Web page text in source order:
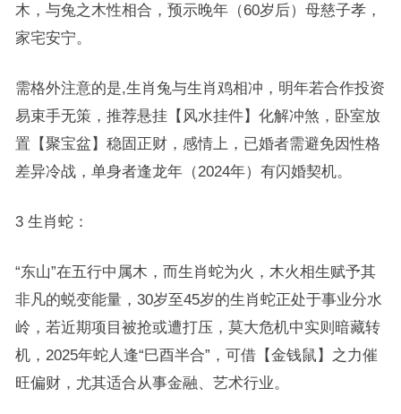
木，与兔之木性相合，预示晚年（60岁后）母慈子孝，
家宅安宁。
需格外注意的是,生肖兔与生肖鸡相冲，明年若合作投资
易束手无策，推荐悬挂【风水挂件】化解冲煞，卧室放
置【聚宝盆】稳固正财，感情上，已婚者需避免因性格
差异冷战，单身者逢龙年（2024年）有闪婚契机。
3 生肖蛇：
“东山”在五行中属木，而生肖蛇为火，木火相生赋予其
非凡的蜕变能量，30岁至45岁的生肖蛇正处于事业分水
岭，若近期项目被抢或遭打压，莫大危机中实则暗藏转
机，2025年蛇人逢“巳酉半合”，可借【金钱鼠】之力催
旺偏财，尤其适合从事金融、艺术行业。